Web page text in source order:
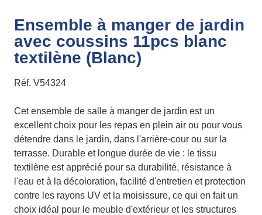
Ensemble à manger de jardin
avec coussins 11pcs blanc
textilène (Blanc)
Réf. V54324
Cet ensemble de salle à manger de jardin est un
excellent choix pour les repas en plein air ou pour vous
détendre dans le jardin, dans l'arrière-cour ou sur la
terrasse. Durable et longue durée de vie : le tissu
textilène est apprécié pour sa durabilité, résistance à
l'eau et à la décoloration, facilité d'entretien et protection
contre les rayons UV et la moisissure, ce qui en fait un
choix idéal pour le meuble d'extérieur et les structures